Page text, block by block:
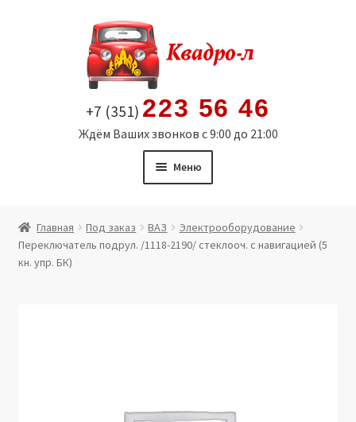
содержимому
+7 (351) 223 56 46
Ждём Ваших звонков с 9:00 до 21:00
Меню
Витрина
Главная Под заказ ВАЗ
Электрооборудование
Переключатель подрул. /1118-2190/ стеклооч. с навигацией (5
кн. упр. БК)